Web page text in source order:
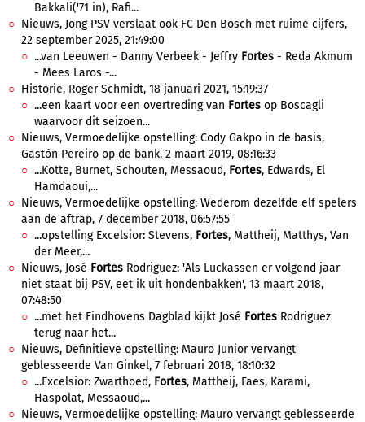
Bakkali('71 in), Rafi...
Nieuws, Jong PSV verslaat ook FC Den Bosch met ruime cijfers,
22 september 2025, 21:49:00
...van Leeuwen - Danny Verbeek - Jeffry Fortes - Reda Akmum
- Mees Laros -...
Historie, Roger Schmidt, 18 januari 2021, 15:19:37
...een kaart voor een overtreding van Fortes op Boscagli
waarvoor dit seizoen...
Nieuws, Vermoedelijke opstelling: Cody Gakpo in de basis,
Gastón Pereiro op de bank, 2 maart 2019, 08:16:33
...Kotte, Burnet, Schouten, Messaoud, Fortes, Edwards, El
Hamdaoui,...
Nieuws, Vermoedelijke opstelling: Wederom dezelfde elf spelers
aan de aftrap, 7 december 2018, 06:57:55
...opstelling Excelsior: Stevens, Fortes, Mattheij, Matthys, Van
der Meer,...
Nieuws, José Fortes Rodriguez: 'Als Luckassen er volgend jaar
niet staat bij PSV, eet ik uit hondenbakken', 13 maart 2018,
07:48:50
...met het Eindhovens Dagblad kijkt José Fortes Rodriguez
terug naar het...
Nieuws, Definitieve opstelling: Mauro Junior vervangt
geblesseerde Van Ginkel, 7 februari 2018, 18:10:32
...Excelsior: Zwarthoed, Fortes, Mattheij, Faes, Karami,
Haspolat, Messaoud,...
Nieuws, Vermoedelijke opstelling: Mauro vervangt geblesseerde